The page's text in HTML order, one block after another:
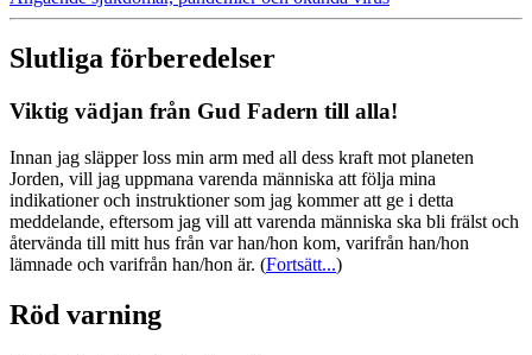
Slutliga förberedelser
Viktig vädjan från Gud Fadern till alla!
Innan jag släpper loss min arm med all dess kraft mot planeten
Jorden, vill jag uppmana varenda människa att följa mina
indikationer och instruktioner som jag kommer att ge i detta
meddelande, eftersom jag vill att varenda människa ska bli frälst och
återvända till mitt hus från var han/hon kom, varifrån han/hon
lämnade och varifrån han/hon är. (Fortsätt...)
Röd varning